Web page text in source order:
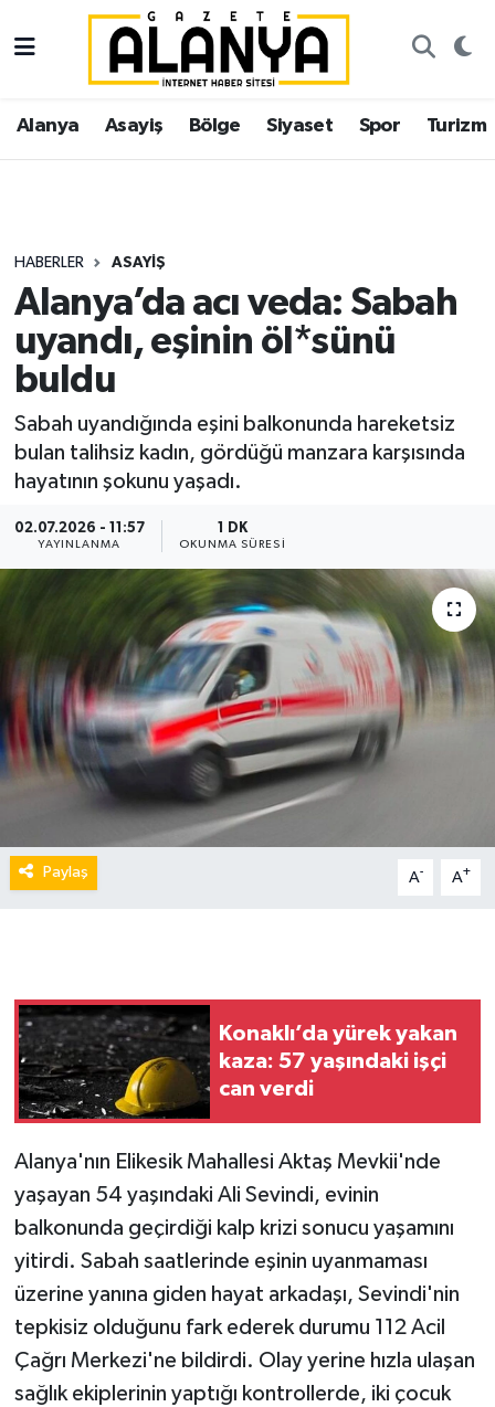
Alanya Asayiş Bölge Siyaset Spor Turizm
HABERLER ASAYIŞ
Alanya’da acı veda: Sabah
uyandı, eşinin öl*sünü
buldu
Sabah uyandığında eşini balkonunda hareketsiz
bulan talihsiz kadın, gördüğü manzara karşısında
hayatının şokunu yaşadı.
02.07.2026 - 11:57
YAYINLANMA
1 DK
OKUNMA SÜRESI
Paylaş A- A+
Konaklı’da yürek yakan
kaza: 57 yaşındaki işçi
can verdi
Alanya'nın Elikesik Mahallesi Aktaş Mevkii'nde
yaşayan 54 yaşındaki Ali Sevindi, evinin
balkonunda geçirdiği kalp krizi sonucu yaşamını
yitirdi. Sabah saatlerinde eşinin uyanmaması
üzerine yanına giden hayat arkadaşı, Sevindi'nin
tepkisiz olduğunu fark ederek durumu 112 Acil
Çağrı Merkezi'ne bildirdi. Olay yerine hızla ulaşan
sağlık ekiplerinin yaptığı kontrollerde, iki çocuk
Alanya
Asayiş
Siyaset
Spor
Turizm
Ekonomi
Gazipaşa
İstanbul Nöbetçi Eczaneler
İstanbul Hava Durumu
Süper Lig Puan Durumu ve Fikstür
Tüm Manşetler
Son Dakika Haberleri
Haber Arşivi